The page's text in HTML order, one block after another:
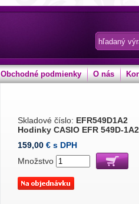
Obchodné podmienky O nás
Skladové číslo: EFR549D1A2
Hodinky CASIO EFR 549D-1A2
159,00 € s DPH
Množstvo